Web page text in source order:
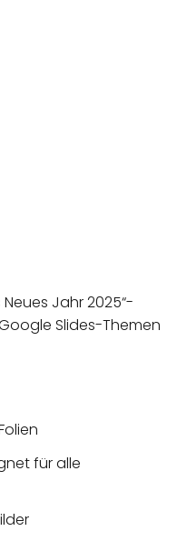
für alle